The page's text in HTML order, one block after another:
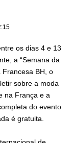
os dias 4 e 13
a “Semana da
Francesa BH, o
sobre a moda
na França e a
do evento
é gratuita.